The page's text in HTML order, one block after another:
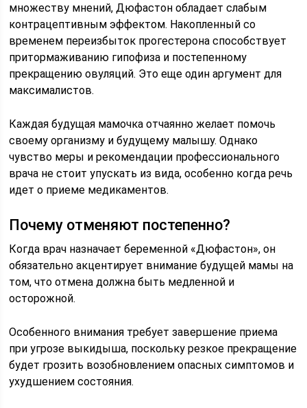
множеству мнений, Дюфастон обладает слабым
контрацептивным эффектом. Накопленный со
временем переизбыток прогестерона способствует
притормаживанию гипофиза и постепенному
прекращению овуляций. Это еще один аргумент для
максималистов.
Каждая будущая мамочка отчаянно желает помочь
своему организму и будущему малышу. Однако
чувство меры и рекомендации профессионального
врача не стоит упускать из вида, особенно когда речь
идет о приеме медикаментов.
Почему отменяют постепенно?
Когда врач назначает беременной «Дюфастон», он
обязательно акцентирует внимание будущей мамы на
том, что отмена должна быть медленной и
осторожной.
Особенного внимания требует завершение приема
при угрозе выкидыша, поскольку резкое прекращение
будет грозить возобновлением опасных симптомов и
ухудшением состояния.